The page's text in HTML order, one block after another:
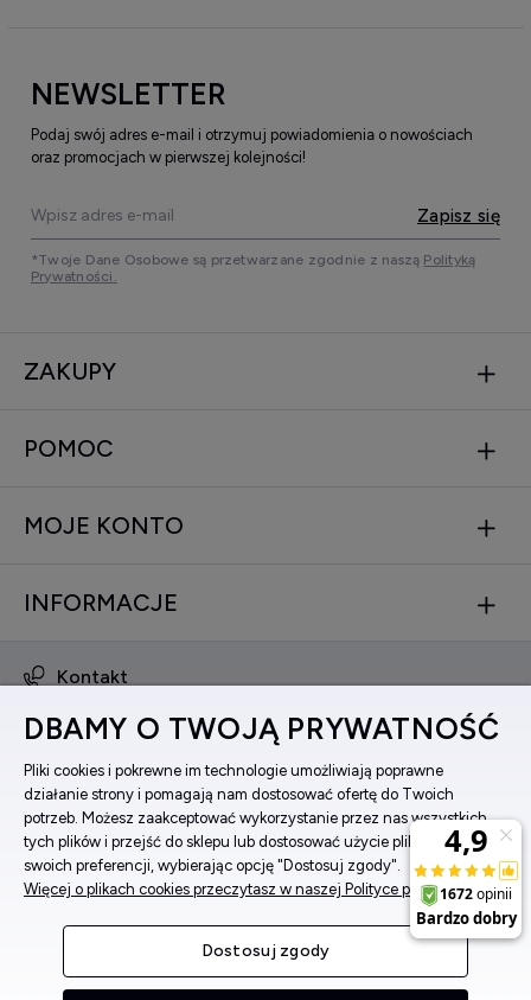
NEWSLETTER
Podaj swój adres e-mail i otrzymuj powiadomienia o nowościach
oraz promocjach w pierwszej kolejności!
Zapisz się
*Twoje Dane Osobowe są przetwarzane zgodnie z naszą Polityką
Prywatności.
ZAKUPY
POMOC
MOJE KONTO
INFORMACJE
Kontakt
ul. Bema 5, 33-100 Tarnów, woj. małopolskie
Facebook
Instagram
Sklep internetowy Shoper Premium
DBAMY O TWOJĄ PRYWATNOŚĆ
Pliki cookies i pokrewne im technologie umożliwiają poprawne
działanie strony i pomagają nam dostosować ofertę do Twoich
potrzeb. Możesz zaakceptować wykorzystanie przez nas wszystkich
tych plików i przejść do sklepu lub dostosować użycie plików do
swoich preferencji, wybierając opcję "Dostosuj zgody".
Więcej o plikach cookies przeczytasz w naszej Polityce prywatności.
Dostosuj zgody